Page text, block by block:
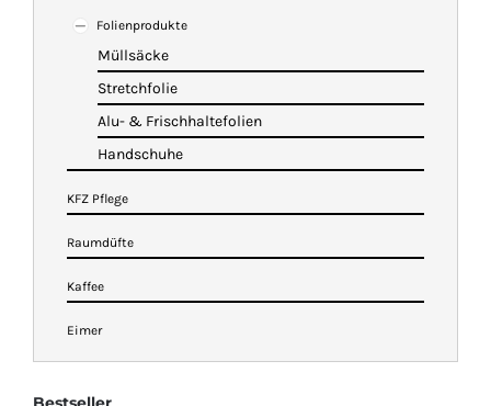
Folienprodukte
Müllsäcke
Stretchfolie
Alu- & Frischhaltefolien
Handschuhe
KFZ Pflege
Raumdüfte
Kaffee
Eimer